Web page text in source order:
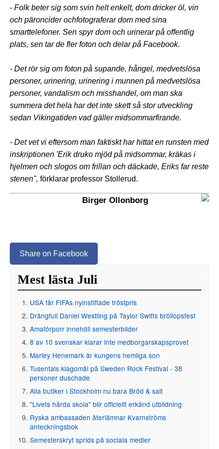
- Folk beter sig som svin helt enkelt, dom dricker öl, vin
och päroncider ochfotograferar dom med sina
smarttelefoner. Sen spyr dom och urinerar på offentlig
plats, sen tar de fler foton och delar på Facebook.
- Det rör sig om foton på supande, hångel, medvetslösa
personer, urinering, urinering i munnen på medvetslösa
personer, vandalism och misshandel, om man ska
summera det hela har det inte skett så stor utveckling
sedan Vikingatiden vad gäller midsommarfirande.
- Det vet vi eftersom man faktiskt har hittat en runsten med
inskriptionen 'Erik druko mjöd på midsommar, kräkas i
hjelmen och slogos om frillan och däckade, Eriks far reste
stenen", förklarar professor Stollerud.
Birger Ollonborg
Share on Facebook
Mest lästa Juli
USA får FIFAs nyinstiftade tröstpris
Drängfull Daniel Westling på Taylor Swifts bröllopsfest
Amatörporr innehöll semesterbilder
8 av 10 svenskar klarar inte medborgarskapsprovet
Marley Henemark är kungens hemliga son
Tusentals klagomål på Sweden Rock Festival - 38
personer duschade
Alla butiker i Stockholm nu bara Bröd & salt
"Livets hårda skola" blir officiellt erkänd utbildning
Ryska ambassaden återlämnar Kvarnströms
anteckningsbok
Semesterskryt sprids på sociala medier